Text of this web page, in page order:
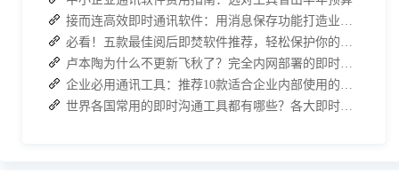
接而连高效即时通讯软件：用消息保存功能打造业务培训 “随身知识库”
必看！五款最佳阅后即焚软件推荐，轻松保护你的聊天记录
卢本陶为什么不更新飞秋了？完全内网部署的即时通讯软件推荐
企业必用通讯工具：推荐10款适合企业内部使用的即时沟通软件
世界各国常用的即时沟通工具都有哪些？各大即时通讯软件排行榜